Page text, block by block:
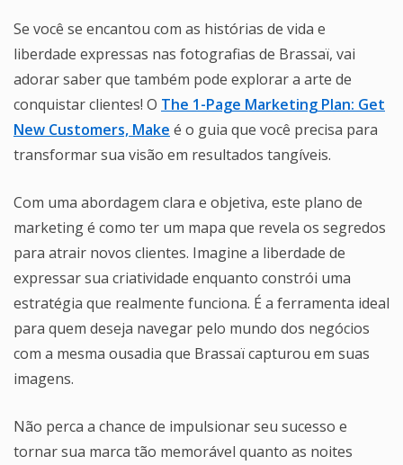
Se você se encantou com as histórias de vida e
liberdade expressas nas fotografias de Brassaï, vai
adorar saber que também pode explorar a arte de
conquistar clientes! O The 1-Page Marketing Plan: Get
New Customers, Make é o guia que você precisa para
transformar sua visão em resultados tangíveis.
Com uma abordagem clara e objetiva, este plano de
marketing é como ter um mapa que revela os segredos
para atrair novos clientes. Imagine a liberdade de
expressar sua criatividade enquanto constrói uma
estratégia que realmente funciona. É a ferramenta ideal
para quem deseja navegar pelo mundo dos negócios
com a mesma ousadia que Brassaï capturou em suas
imagens.
Não perca a chance de impulsionar seu sucesso e
tornar sua marca tão memorável quanto as noites